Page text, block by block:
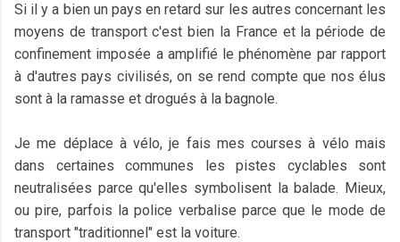
Si il y a bien un pays en retard sur les autres concernant les
moyens de transport c'est bien la France et la période de
confinement imposée a amplifié le phénomène par rapport
à d'autres pays civilisés, on se rend compte que nos élus
sont à la ramasse et drogués à la bagnole.
Je me déplace à vélo, je fais mes courses à vélo mais
dans certaines communes les pistes cyclables sont
neutralisées parce qu'elles symbolisent la balade. Mieux,
ou pire, parfois la police verbalise parce que le mode de
transport "traditionnel" est la voiture.